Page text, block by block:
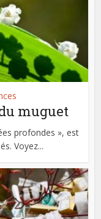
muguet
profondes », est
Voyez...